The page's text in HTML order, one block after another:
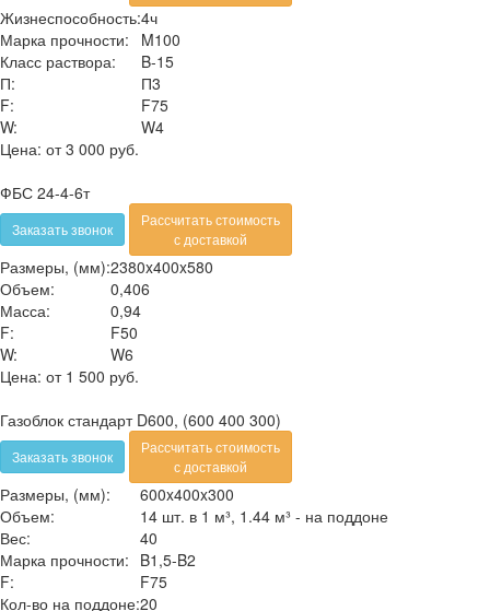
Жизнеспособность:4ч
Марка прочности:
M100
Класс раствора:
B-15
П:
П3
F:
F75
W:
W4
Цена: от 3 000 руб.
ФБС 24-4-6т
Заказать звонок
Рассчитать стоимость
с доставкой
Размеры, (мм):2380x400x580
Объем:
0,406
Масса:
0,94
F:
F50
W:
W6
Цена: от 1 500 руб.
Газоблок стандарт D600, (600 400 300)
Заказать звонок
Рассчитать стоимость
с доставкой
Размеры, (мм):
600x400x300
Объем:
14 шт. в 1 м³, 1.44 м³ - на поддоне
Вес:
40
Марка прочности: B1,5-B2
F:
F75
Кол-во на поддоне:20